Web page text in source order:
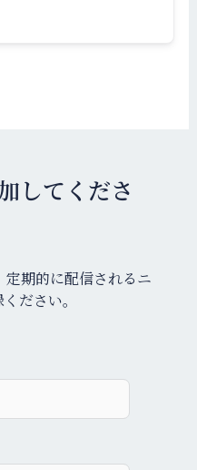
してくださ
定期的に配信されるニ
ださい。